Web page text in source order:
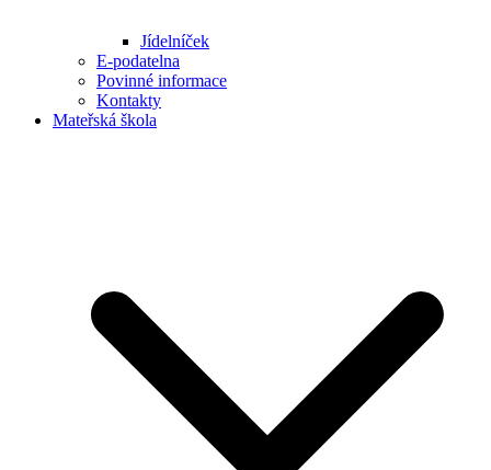
Jídelníček
E-podatelna
Povinné informace
Kontakty
Mateřská škola